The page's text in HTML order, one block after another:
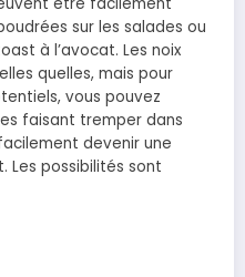
sur les salades ou
à l’avocat. Les noix
quelles, mais pour
vous pouvez
faisant tremper dans
devenir une
Les possibilités sont